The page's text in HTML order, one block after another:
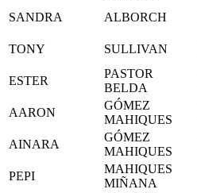
SANDRA ALBORCH
TONY SULLIVAN
ESTER
PASTOR
BELDA
AARON
GÓMEZ
MAHIQUES
AINARA
GÓMEZ
MAHIQUES
PEPI
MAHIQUES
MIÑANA